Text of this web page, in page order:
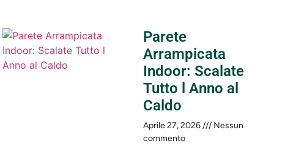
Parete
Arrampicata
Indoor: Scalate
Tutto l Anno al
Caldo
Aprile 27, 2026
Nessun
commento